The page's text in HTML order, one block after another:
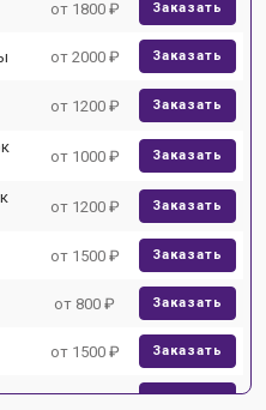
от 1800 ₽ Заказать
от 2000 ₽ Заказать
от 1200 ₽ Заказать
от 1000 ₽ Заказать
от 1200 ₽ Заказать
от 1500 ₽ Заказать
от 800 ₽ Заказать
от 1500 ₽ Заказать
от 1000 ₽ Заказать